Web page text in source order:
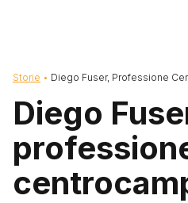
Briciole di pane
Storie Diego Fuser, Professione
Diego